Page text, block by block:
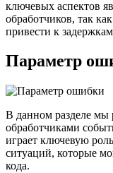
ключевых аспектов
обработчиков, так
привести к
Параметр
В данном разделе мы
обработчиками
играет ключевую
ситуаций, которые
кода.